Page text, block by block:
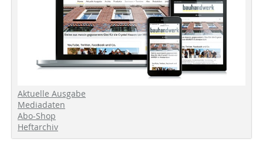
Aktuelle Ausgabe
Mediadaten
Abo-Shop
Heftarchiv